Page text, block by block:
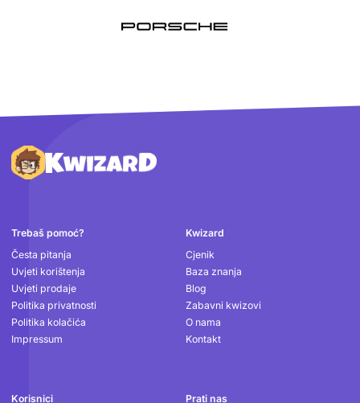
Podnožje
Trebaš pomoć?
Česta pitanja
Uvjeti korištenja
Uvjeti prodaje
Politika privatnosti
Politika kolačića
Impressum
Kwizard
Cjenik
Baza znanja
Blog
Zabavni kwizovi
O nama
Kontakt
Korisnici Prati nas